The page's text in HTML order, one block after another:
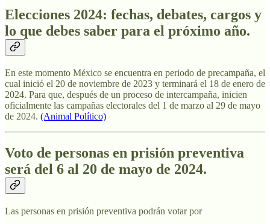
Elecciones 2024: fechas, debates, cargos y
lo que debes saber para el próximo año.
En este momento México se encuentra en periodo de precampaña, el
cual inició el 20 de noviembre de 2023 y terminará el 18 de enero de
2024. Para que, después de un proceso de intercampaña, inicien
oficialmente las campañas electorales del 1 de marzo al 29 de mayo
de 2024. (Animal Político)
Voto de personas en prisión preventiva
será del 6 al 20 de mayo de 2024.
Las personas en prisión preventiva podrán votar por